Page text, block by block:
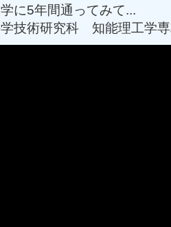
に5年間通ってみて...
学技術研究科 知能理工学